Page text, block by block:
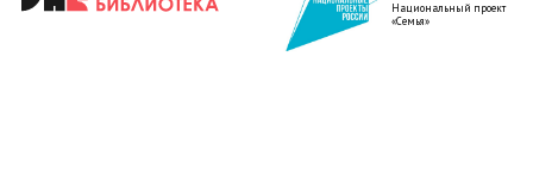
Национальный проект
«Семья»